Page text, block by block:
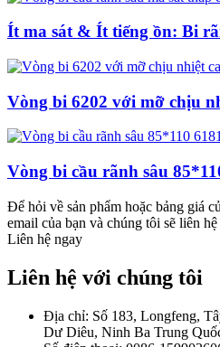
Ít ma sát & Ít tiếng ồn: Bi
Vòng bi 6202 với mỡ chịu
Vòng bi cầu rãnh sâu
Để hỏi về sản phẩm hoặc bảng giá
email của bạn và chúng tôi sẽ liên
Liên hệ ngay
Liên hệ với chúng tôi
Địa chỉ: Số 183, Longfeng,
Dư Diêu, Ninh Ba Trung